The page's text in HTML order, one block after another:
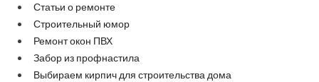
Статьи о ремонте
Строительный юмор
Ремонт окон ПВХ
Забор из профнастила
Выбираем кирпич для строительства дома